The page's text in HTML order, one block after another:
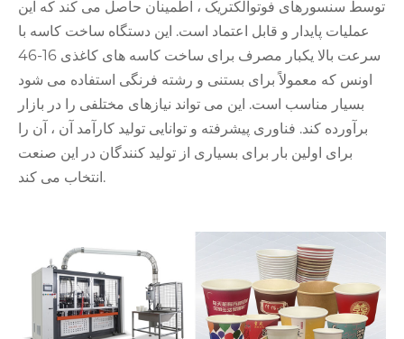
توسط سنسورهای فوتوالکتریک ، اطمینان حاصل می کند که این
عملیات پایدار و قابل اعتماد است. این دستگاه ساخت کاسه با
سرعت بالا یکبار مصرف برای ساخت کاسه های کاغذی 16-46
اونس که معمولاً برای بستنی و رشته فرنگی استفاده می شود
بسیار مناسب است. این می تواند نیازهای مختلفی را در بازار
برآورده کند. فناوری پیشرفته و توانایی تولید کارآمد آن ، آن را
برای اولین بار برای بسیاری از تولید کنندگان در این صنعت
انتخاب می کند.